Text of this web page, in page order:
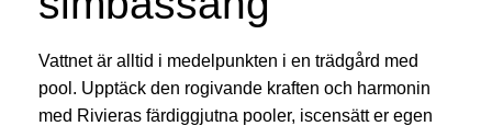
Vattnet är alltid i medelpunkten i en trädgård med
pool. Upptäck den rogivande kraften och harmonin
med Rivieras färdiggjutna pooler, iscensätt er egen